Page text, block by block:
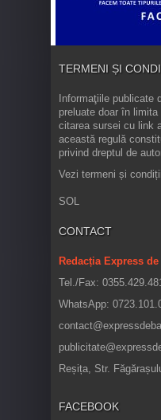
TERMENI ȘI
Informaţiile publicate
preluate doar în
citarea sursei cu link
această regulă
privind dreptul de
Vezi termeni și condiții
SOL
CONTACT
Redacția Express
Tel./Fax:
WhatsApp:
Reșița, Str.
FACEBOOK